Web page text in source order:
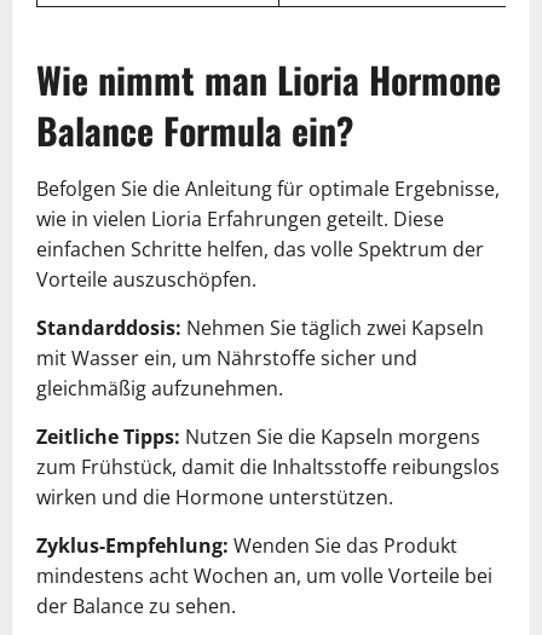
Wie nimmt man Lioria Hormone
Balance Formula ein?
Befolgen Sie die Anleitung für optimale Ergebnisse,
wie in vielen Lioria Erfahrungen geteilt. Diese
einfachen Schritte helfen, das volle Spektrum der
Vorteile auszuschöpfen.
Standarddosis: Nehmen Sie täglich zwei Kapseln
mit Wasser ein, um Nährstoffe sicher und
gleichmäßig aufzunehmen.
Zeitliche Tipps: Nutzen Sie die Kapseln morgens
zum Frühstück, damit die Inhaltsstoffe reibungslos
wirken und die Hormone unterstützen.
Zyklus-Empfehlung: Wenden Sie das Produkt
mindestens acht Wochen an, um volle Vorteile bei
der Balance zu sehen.